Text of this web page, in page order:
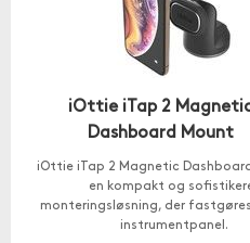
iOttie iTap 2
Dashboard Mount
iOttie iTap 2 Magnetic
en kompakt og
monteringsløsning, der
instrumentpanel.